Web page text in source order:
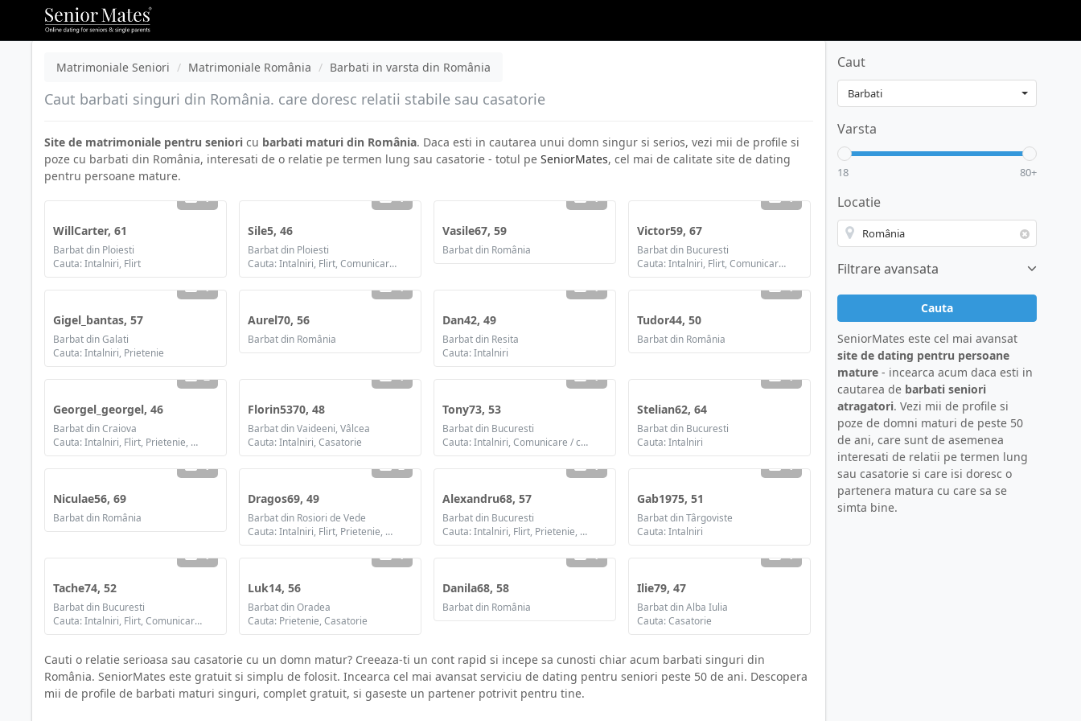
Matrimoniale Seniori Matrimoniale România Barbati in varsta din România
Caut barbati singuri din România. care doresc relatii stabile sau casatorie
Site de matrimoniale pentru seniori cu barbati maturi din România. Daca esti in cautarea unui domn singur si serios, vezi mii de profile si
poze cu barbati din România, interesati de o relatie pe termen lung sau casatorie - totul pe SeniorMates, cel mai de calitate site de dating
pentru persoane mature.
1
WillCarter, 61
Barbat din Ploiesti
Cauta: Intalniri, Flirt
1
Sile5, 46
Barbat din Ploiesti
Cauta: Intalniri, Flirt, Comunicare / chat, Prietenie, Casatorie
1
Vasile67, 59
Barbat din România
1
Victor59, 67
Barbat din Bucuresti
Cauta: Intalniri, Flirt, Comunicare / chat, Prietenie
1
Gigel_bantas, 57
Barbat din Galati
Cauta: Intalniri, Prietenie
1
Aurel70, 56
Barbat din România
1
Dan42, 49
Barbat din Resita
Cauta: Intalniri
1
Tudor44, 50
Barbat din România
2
Georgel_georgel, 46
Barbat din Craiova
Cauta: Intalniri, Flirt, Prietenie, Casatorie
1
Florin5370, 48
Barbat din Vaideeni, Vâlcea
Cauta: Intalniri, Casatorie
1
Tony73, 53
Barbat din Bucuresti
Cauta: Intalniri, Comunicare / chat, Prietenie, Casatorie
1
Stelian62, 64
Barbat din Bucuresti
Cauta: Intalniri
1
Niculae56, 69
Barbat din România
2
Dragos69, 49
Barbat din Rosiori de Vede
Cauta: Intalniri, Flirt, Prietenie, Casatorie
1
Alexandru68, 57
Barbat din Bucuresti
Cauta: Intalniri, Flirt, Prietenie, Casatorie
1
Gab1975, 51
Barbat din Târgoviste
Cauta: Intalniri
1
Tache74, 52
Barbat din Bucuresti
Cauta: Intalniri, Flirt, Comunicare / chat, Prietenie, Casatorie
1
Luk14, 56
Barbat din Oradea
Cauta: Prietenie, Casatorie
1
Danila68, 58
Barbat din România
1
Ilie79, 47
Barbat din Alba Iulia
Cauta: Casatorie
Cauti o relatie serioasa sau casatorie cu un domn matur? Creeaza-ti un cont rapid si incepe sa cunosti chiar acum barbati singuri din
România. SeniorMates este gratuit si simplu de folosit. Incearca cel mai avansat serviciu de dating pentru seniori peste 50 de ani. Descopera
mii de profile de barbati maturi singuri, complet gratuit, si gaseste un partener potrivit pentru tine.
Caut
Varsta
18 80+
Locatie
Filtrare avansata
Cauta
SeniorMates este cel mai avansat
site de dating pentru persoane
mature- incearca acum daca esti in
cautarea de barbati seniori
atragatori. Vezi mii de profile si
poze de domni maturi de peste 50
de ani, care sunt de asemenea
interesati de relatii pe termen lung
sau casatorie si care isi doresc o
partenera matura cu care sa se
simta bine.